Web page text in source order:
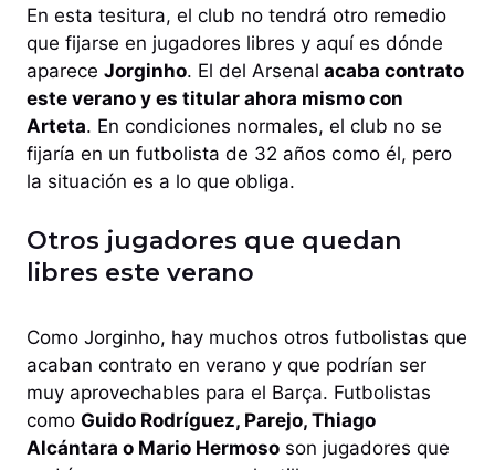
En esta tesitura, el club no tendrá otro remedio
que fijarse en jugadores libres y aquí es dónde
aparece Jorginho. El del Arsenal acaba contrato
este verano y es titular ahora mismo con
Arteta. En condiciones normales, el club no se
fijaría en un futbolista de 32 años como él, pero
la situación es a lo que obliga.
Otros jugadores que quedan
libres este verano
Como Jorginho, hay muchos otros futbolistas que
acaban contrato en verano y que podrían ser
muy aprovechables para el Barça. Futbolistas
como Guido Rodríguez, Parejo, Thiago
Alcántara o Mario Hermoso son jugadores que